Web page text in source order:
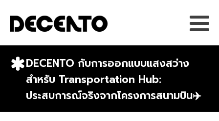
DECENTO กับการออกแบบแสงสว่าง
สำหรับ Transportation Hub:
ประสบการณ์จริงจากโครงการสนามบิน✈️